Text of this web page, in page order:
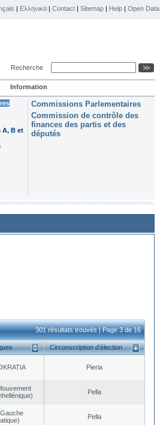
| Ελληνικά | Contact | Sitemap | Help | Open Data
Recherche
Information
A, B et
Commissions Parlementaires
Commission de contrôle des
finances des partis et des
députés
301 résultats trouvés | Page 3 de 16
Circonscription d’élection
Pieria
Pella
Pella